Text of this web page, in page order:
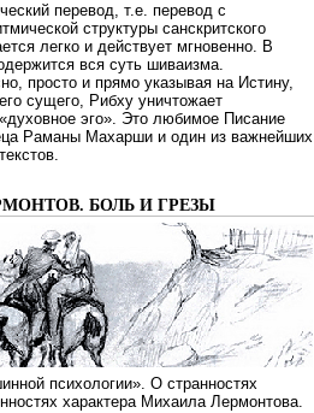
перевод, т.е. перевод с
структуры санскритского
легко и действует мгновенно. В
вся суть шиваизма.
просто и прямо указывая на Истину,
сущего, Рибху уничтожает
эго». Это любимое Писание
Раманы Махарши и один из важнейших
БОЛЬ И ГРЕЗЫ
психологии». О странностях
характера Михаила Лермонтова.